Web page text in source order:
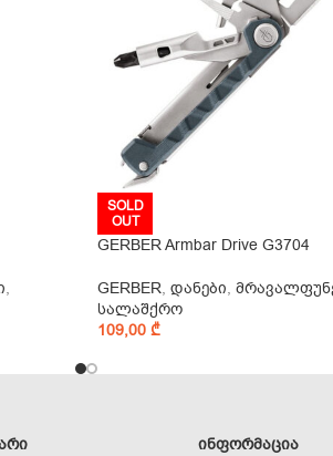
,
SOLD
OUT
GERBER Armbar Drive G3704
GERBER, დანები,
სალაშქრო
109,00 ₾
ᲘᲜᲤᲝᲠᲛᲐᲪᲘᲐ